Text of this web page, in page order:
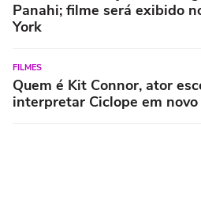
Panahi; filme será exibido
York
FILMES
Quem é Kit Connor, ator
interpretar Ciclope em